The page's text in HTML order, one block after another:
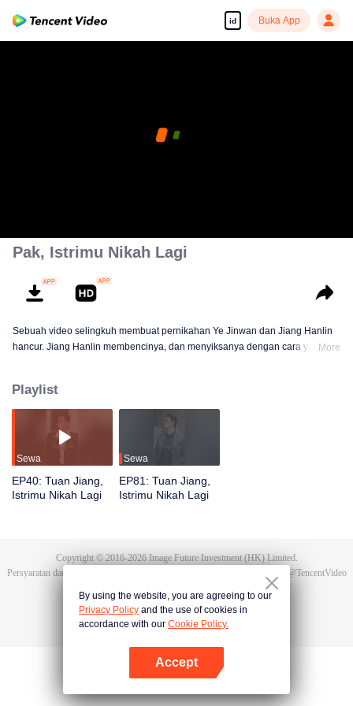
id Buka App
Pak, Istrimu Nikah Lagi
Sebuah video selingkuh membuat pernikahan Ye Jinwan dan Jiang Hanlin
hancur. Jiang Hanlin membencinya, dan menyiksanya dengan cara yang
mereka akan baik-baik saja, tapi sejak munculnya video itu menyebabkan
kesalahpahaman di antara mereka.
More
Playlist
Sewa
EP40: Tuan Jiang,
Istrimu Nikah Lagi
Sewa
EP81: Tuan Jiang,
Istrimu Nikah Lagi
Copyright © 2016-2026Image Future Investment (HK) Limited.
Persyaratan dan Ketentuan
@TencentVideo
By using the website, you are agreeing to our
Privacy Policy and the use of cookies in
accordance with our Cookie Policy.
Accept